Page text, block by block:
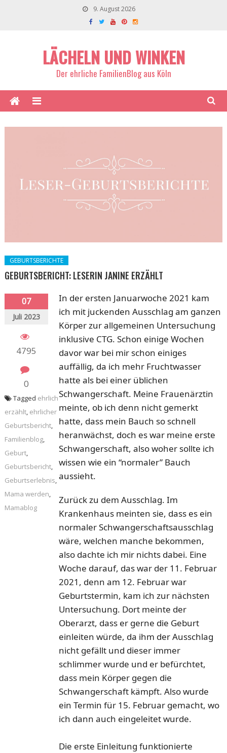
9. August 2026
LÄCHELN UND WINKEN
Der ehrliche FamilienBlog aus Köln
GEBURTSBERICHTE
GEBURTSBERICHT: LESERIN JANINE ERZÄHLT
07
Juli 2023
4795
0
In der ersten Januarwoche 2021 kam
ich mit juckenden Ausschlag am ganzen
Körper zur allgemeinen Untersuchung
inklusive CTG. Schon einige Wochen
davor war bei mir schon einiges
auffällig, da ich mehr Fruchtwasser
hatte als bei einer üblichen
Schwangerschaft. Meine Frauenärztin
meinte, ob ich denn nicht gemerkt
hatte, dass mein Bauch so schnell
heranwächst, doch es war meine erste
Schwangerschaft, also woher sollte ich
wissen wie ein “normaler” Bauch
aussieht.
Zurück zu dem Ausschlag. Im
Krankenhaus meinten sie, dass es ein
normaler Schwangerschaftsausschlag
wäre, welchen manche bekommen,
also dachte ich mir nichts dabei. Eine
Woche darauf, das war der 11. Februar
2021, denn am 12. Februar war
Geburtstermin, kam ich zur nächsten
Untersuchung. Dort meinte der
Oberarzt, dass er gerne die Geburt
einleiten würde, da ihm der Ausschlag
nicht gefällt und dieser immer
schlimmer wurde und er befürchtet,
dass mein Körper gegen die
Schwangerschaft kämpft. Also wurde
ein Termin für 15. Februar gemacht, wo
ich dann auch eingeleitet wurde.
Die erste Einleitung funktionierte
Tagged ehrlich
erzählt, ehrlicher
Geburtsbericht,
Familienblog,
Geburt,
Geburtsbericht,
Geburtserlebnis,
Mama werden,
Mamablog